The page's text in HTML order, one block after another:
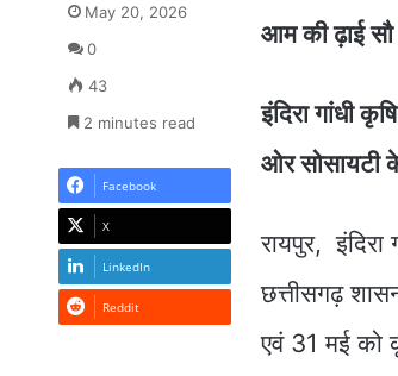
आम की ढ़ाई सौ
इंदिरा गांधी
ओर सोसायटी
रायपुर, इंदिरा
छत्तीसगढ़
एवं 31 मई को
May 20, 2026
0
43
2 minutes read
Facebook
X
LinkedIn
Reddit